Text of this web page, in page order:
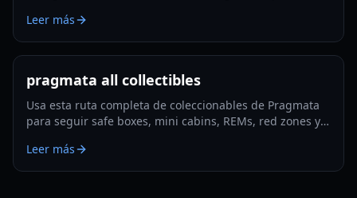
supervivencia y optimización lista para Lunatic Plus.
Leer más
pragmata all collectibles
Usa esta ruta completa de coleccionables de Pragmata
para seguir safe boxes, mini cabins, REMs, red zones y
en 2026.
Leer más